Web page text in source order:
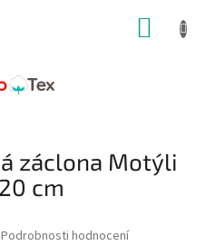
záclona Motýli
cm
Podrobnosti hodnocení